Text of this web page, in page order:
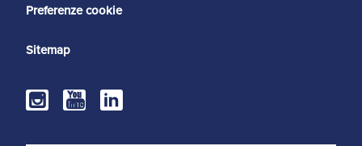
Preferenze cookie
Sitemap